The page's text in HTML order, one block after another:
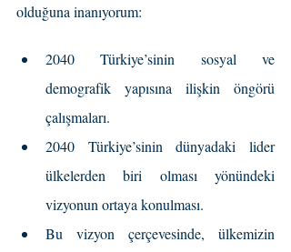
olduğuna inanıyorum:
2040 Türkiye’sinin sosyal ve
demografik yapısına ilişkin öngörü
çalışmaları.
2040 Türkiye’sinin dünyadaki lider
ülkelerden biri olması yönündeki
vizyonun ortaya konulması.
Bu vizyon çerçevesinde, ülkemizin